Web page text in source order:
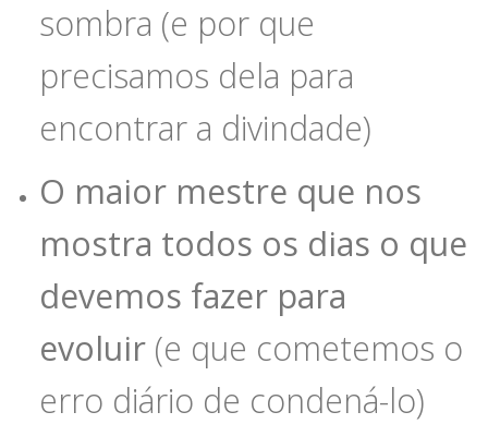
sombra (e por que
precisamos dela para
encontrar a divindade)
O maior mestre que nos
mostra todos os dias o que
devemos fazer para
evoluir (e que cometemos o
erro diário de condená-lo)